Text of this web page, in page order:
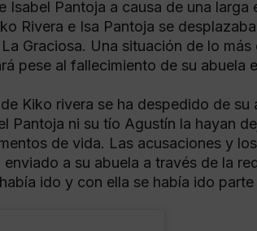
Pantoja a causa de una larga
Rivera e Isa Pantoja se
Graciosa. Una situación de lo más
pese al fallecimiento de su abuela
Kiko rivera se ha despedido de su
Pantoja ni su tío Agustín la hayan
de vida. Las acusaciones y
a su abuela a través de la
ido y con ella se había ido